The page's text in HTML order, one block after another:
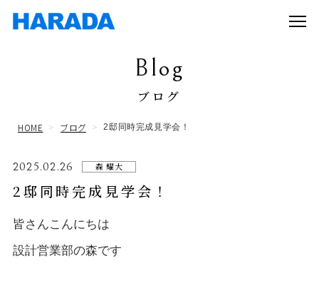
Blog
ブログ
HOME ブログ 2邸同時完成見学会！
2025.02.26 森 耀大
2邸同時完成見学会！
皆さんこんにちは
設計営業部の森です